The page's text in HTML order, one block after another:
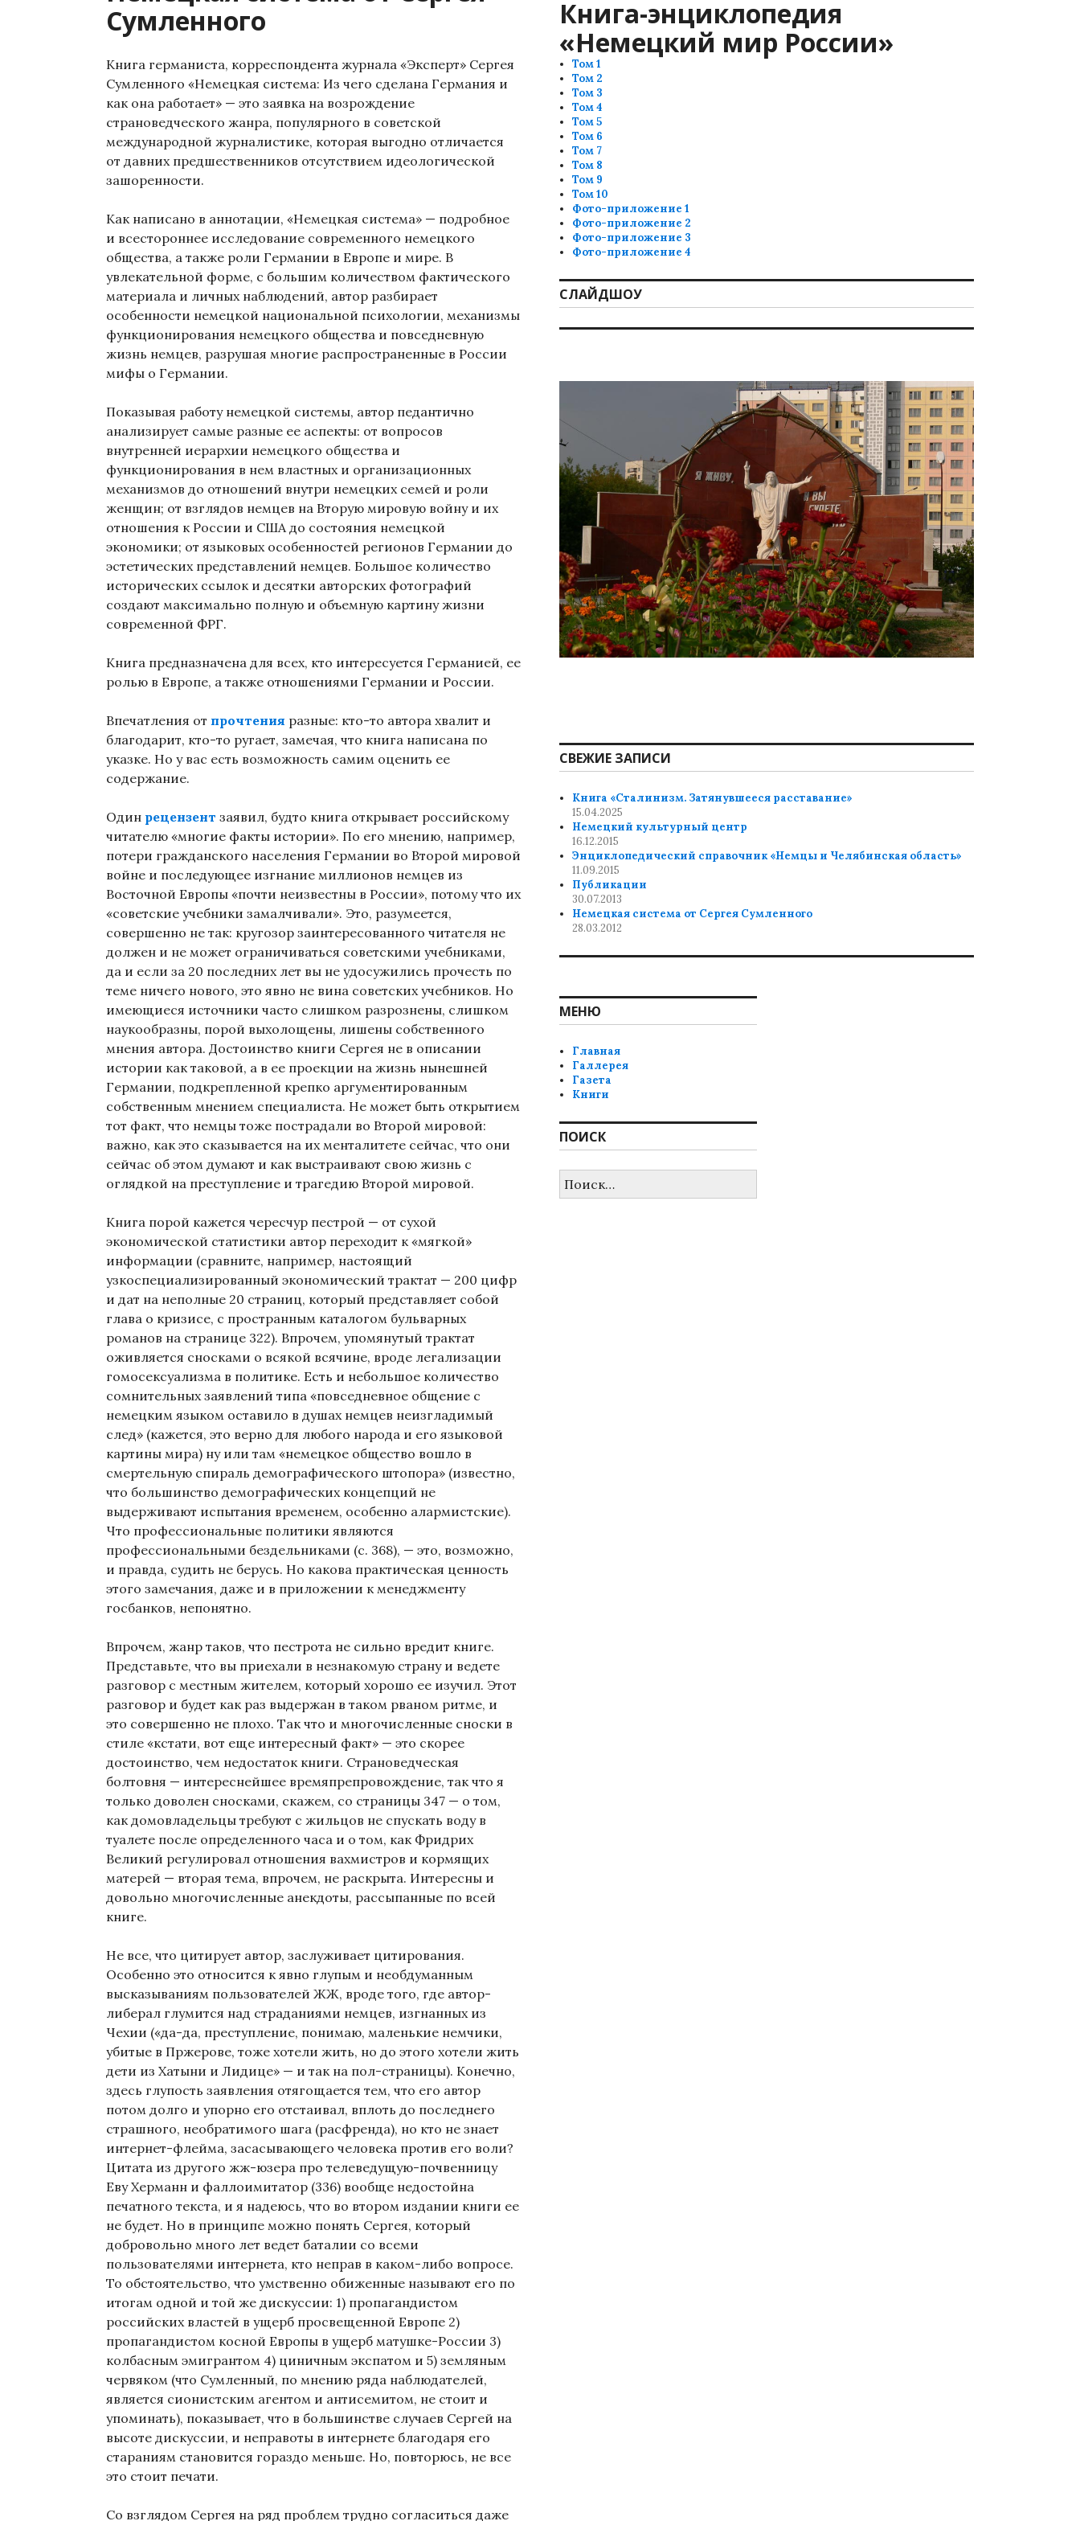
Сумленного
Книга германиста, корреспондента журнала «Эксперт» Сергея
Сумленного «Немецкая система: Из чего сделана Германия и
как она работает» — это заявка на возрождение
страноведческого жанра, популярного в советской
международной журналистике, которая выгодно отличается
от давних предшественников отсутствием идеологической
зашоренности.
Как написано в аннотации, «Немецкая система» — подробное
и всестороннее исследование современного немецкого
общества, а также роли Германии в Европе и мире. В
увлекательной форме, с большим количеством фактического
материала и личных наблюдений, автор разбирает
особенности немецкой национальной психологии, механизмы
функционирования немецкого общества и повседневную
жизнь немцев, разрушая многие распространенные в России
мифы о Германии.
Показывая работу немецкой системы, автор педантично
анализирует самые разные ее аспекты: от вопросов
внутренней иерархии немецкого общества и
функционирования в нем властных и организационных
механизмов до отношений внутри немецких семей и роли
женщин; от взглядов немцев на Вторую мировую войну и их
отношения к России и США до состояния немецкой
экономики; от языковых особенностей регионов Германии до
эстетических представлений немцев. Большое количество
исторических ссылок и десятки авторских фотографий
создают максимально полную и объемную картину жизни
современной ФРГ.
Книга предназначена для всех, кто интересуется Германией, ее
ролью в Европе, а также отношениями Германии и России.
Впечатления от прочтения разные: кто-то автора хвалит и
благодарит, кто-то ругает, замечая, что книга написана по
указке. Но у вас есть возможность самим оценить ее
содержание.
Один рецензент заявил, будто книга открывает российскому
читателю «многие факты истории». По его мнению, например,
потери гражданского населения Германии во Второй мировой
войне и последующее изгнание миллионов немцев из
Восточной Европы «почти неизвестны в России», потому что их
«советские учебники замалчивали». Это, разумеется,
совершенно не так: кругозор заинтересованного читателя не
должен и не может ограничиваться советскими учебниками,
да и если за 20 последних лет вы не удосужились прочесть по
теме ничего нового, это явно не вина советских учебников. Но
имеющиеся источники часто слишком разрознены, слишком
наукообразны, порой выхолощены, лишены собственного
мнения автора. Достоинство книги Сергея не в описании
истории как таковой, а в ее проекции на жизнь нынешней
Германии, подкрепленной крепко аргументированным
собственным мнением специалиста. Не может быть открытием
тот факт, что немцы тоже пострадали во Второй мировой:
важно, как это сказывается на их менталитете сейчас, что они
сейчас об этом думают и как выстраивают свою жизнь с
оглядкой на преступление и трагедию Второй мировой.
Книга порой кажется чересчур пестрой — от сухой
экономической статистики автор переходит к «мягкой»
информации (сравните, например, настоящий
узкоспециализированный экономический трактат — 200 цифр
и дат на неполные 20 страниц, который представляет собой
глава о кризисе, с пространным каталогом бульварных
романов на странице 322). Впрочем, упомянутый трактат
оживляется сносками о всякой всячине, вроде легализации
гомосексуализма в политике. Есть и небольшое количество
сомнительных заявлений типа «повседневное общение с
немецким языком оставило в душах немцев неизгладимый
след» (кажется, это верно для любого народа и его языковой
картины мира) ну или там «немецкое общество вошло в
смертельную спираль демографического штопора» (известно,
что большинство демографических концепций не
выдерживают испытания временем, особенно алармистские).
Что профессиональные политики являются
профессиональными бездельниками (с. 368), — это, возможно,
и правда, судить не берусь. Но какова практическая ценность
этого замечания, даже и в приложении к менеджменту
госбанков, непонятно.
Впрочем, жанр таков, что пестрота не сильно вредит книге.
Представьте, что вы приехали в незнакомую страну и ведете
разговор с местным жителем, который хорошо ее изучил. Этот
разговор и будет как раз выдержан в таком рваном ритме, и
это совершенно не плохо. Так что и многочисленные сноски в
стиле «кстати, вот еще интересный факт» — это скорее
достоинство, чем недостаток книги. Страноведческая
болтовня — интереснейшее времяпрепровождение, так что я
только доволен сносками, скажем, со страницы 347 — о том,
как домовладельцы требуют с жильцов не спускать воду в
туалете после определенного часа и о том, как Фридрих
Великий регулировал отношения вахмистров и кормящих
матерей — вторая тема, впрочем, не раскрыта. Интересны и
довольно многочисленные анекдоты, рассыпанные по всей
книге.
Не все, что цитирует автор, заслуживает цитирования.
Особенно это относится к явно глупым и необдуманным
высказываниям пользователей ЖЖ, вроде того, где автор-
либерал глумится над страданиями немцев, изгнанных из
Чехии («да-да, преступление, понимаю, маленькие немчики,
убитые в Пржерове, тоже хотели жить, но до этого хотели жить
дети из Хатыни и Лидице» — и так на пол-страницы). Конечно,
здесь глупость заявления отягощается тем, что его автор
потом долго и упорно его отстаивал, вплоть до последнего
страшного, необратимого шага (расфренда), но кто не знает
интернет-флейма, засасывающего человека против его воли?
Цитата из другого жж-юзера про телеведущую-почвенницу
Еву Херманн и фаллоимитатор (336) вообще недостойна
печатного текста, и я надеюсь, что во втором издании книги ее
не будет. Но в принципе можно понять Сергея, который
добровольно много лет ведет баталии со всеми
пользователями интернета, кто неправ в каком-либо вопросе.
То обстоятельство, что умственно обиженные называют его по
итогам одной и той же дискуссии: 1) пропагандистом
российских властей в ущерб просвещенной Европе 2)
пропагандистом косной Европы в ущерб матушке-России 3)
колбасным эмигрантом 4) циничным экспатом и 5) земляным
червяком (что Сумленный, по мнению ряда наблюдателей,
является сионистским агентом и антисемитом, не стоит и
упоминать), показывает, что в большинстве случаев Сергей на
высоте дискуссии, и неправоты в интернете благодаря его
стараниям становится гораздо меньше. Но, повторюсь, не все
это стоит печати.
Со взглядом Сергея на ряд проблем трудно согласиться даже
Книга-энциклопедия
«Немецкий мир России»
Том 1
Том 2
Том 3
Том 4
Том 5
Том 6
Том 7
Том 8
Том 9
Том 10
Фото-приложение 1
Фото-приложение 2
Фото-приложение 3
Фото-приложение 4
СЛАЙДШОУ
СВЕЖИЕ ЗАПИСИ
Книга «Сталинизм. Затянувшееся расставание»
15.04.2025
Немецкий культурный центр
16.12.2015
Энциклопедический справочник «Немцы и Челябинская область»
11.09.2015
Публикации
30.07.2013
Немецкая система от Сергея Сумленного
28.03.2012
МЕНЮ
Главная
Галлерея
Газета
Книги
ПОИСК